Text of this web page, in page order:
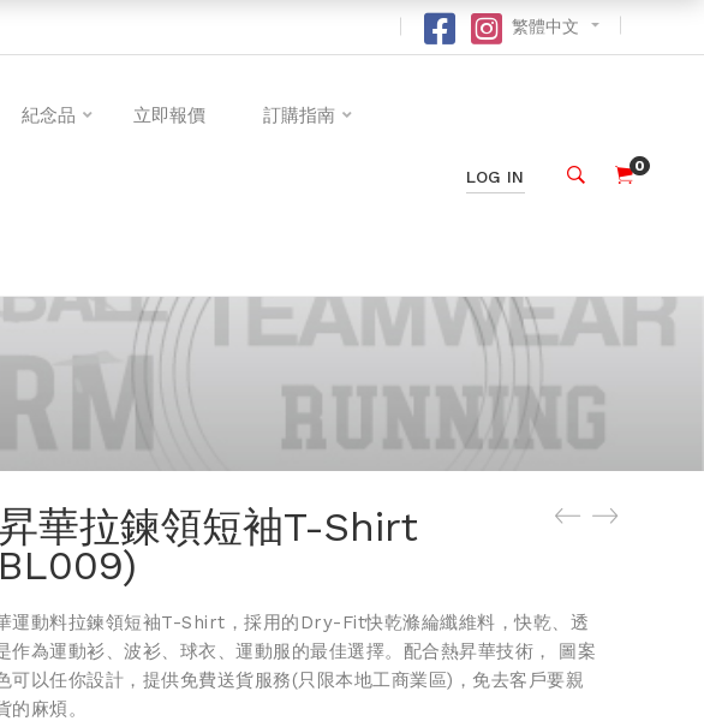
繁體中文
紀念品 立即報價 訂購指南
LOG IN
0
華拉鍊領短袖T-Shirt
運動料拉鍊領短袖T-Shirt，採用的Dry-Fit快乾滌綸纖維料，快乾、透
作為運動衫、波衫、球衣、運動服的最佳選擇。配合熱昇華技術， 圖案
可以任你設計，提供免費送貨服務(只限本地工商業區)，免去客戶要親
的麻煩。